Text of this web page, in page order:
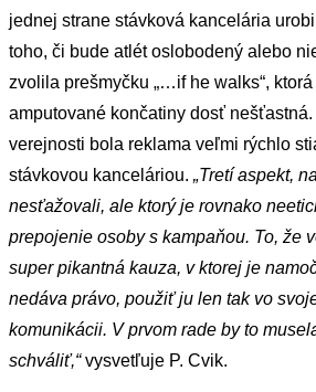
jednej strane stávková kancelária
toho, či bude atlét oslobodený alebo
zvolila prešmyčku „…if he walks“,
amputované končatiny dosť
verejnosti bola reklama veľmi rýchlo
stávkovou kanceláriou. „Tretí aspekt,
nesťažovali, ale ktorý je rovnako
prepojenie osoby s kampaňou. To, že
super pikantná kauza, v ktorej je
nedáva právo, použiť ju len tak vo
komunikácii. V prvom rade by to
schváliť,“vysvetľuje P. Cvik.